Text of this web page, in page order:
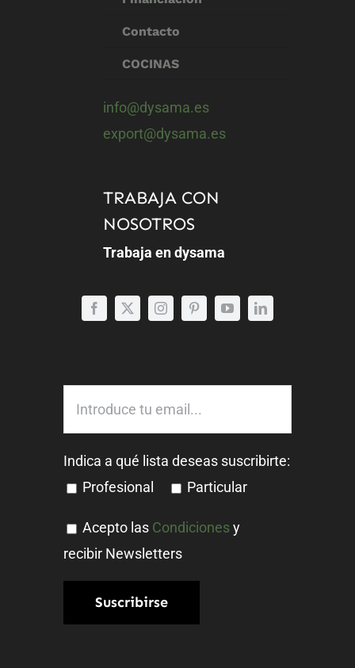
Contacto
COCINAS
info@dysama.es
export@dysama.es
TRABAJA CON
NOSOTROS
Trabaja en dysama
Indica a qué lista deseas suscribirte:
Profesional
Particular
Acepto las Condicionesy
recibir Newsletters